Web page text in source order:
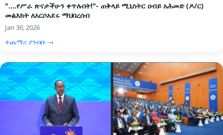
"....የሥራ ጽናታችሁን ቀጥሉበት!"- ጠቅላይ ሚኒስትር ዐብይ አሕመድ (ዶ/ር)
መልእክት ለአርሶአደሩ ማህበረሰብ
Jan 30, 2026
ተጨማሪ ያንብቡ →